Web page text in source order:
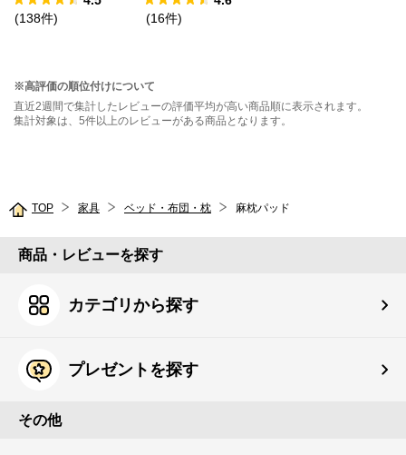
(138件)
まで対応）
(16件)
※高評価の順位付けについて
直近2週間で集計したレビューの評価平均が高い商品順に表示されます。
集計対象は、5件以上のレビューがある商品となります。
TOP 家具 ベッド・布団・枕 麻枕パッド
商品・レビューを探す
カテゴリから探す
プレゼントを探す
その他